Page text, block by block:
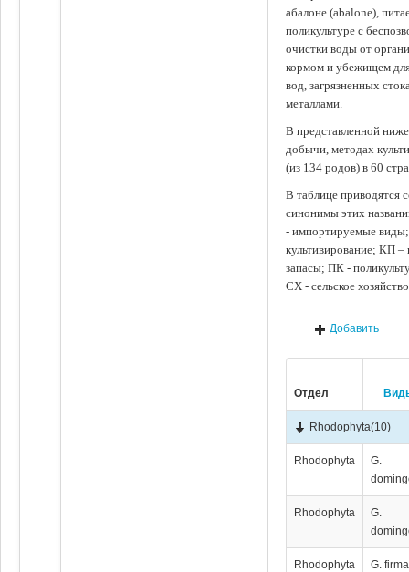
абалоне (abalone),
поликультуре с
очистки воды от
кормом и убежищем
вод, загрязненных
металлами.
В представленной
добычи, методах
(из 134 родов) в 60
В таблице приводятся
синонимы этих
- импортируемые
культивирование; КП
запасы; ПК -
СХ - сельское
Добавить
Отдел
Rhodophyta(10)
Rhodophyta
G.
Rhodophyta
G.
Rhodophyta G. firma